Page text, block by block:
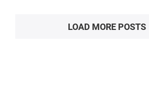
LOAD MORE POSTS